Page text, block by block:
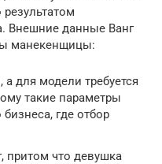
Внешние данные Ванг
манекенщицы:
а для модели требуется
такие параметры
где отбор
притом что девушка